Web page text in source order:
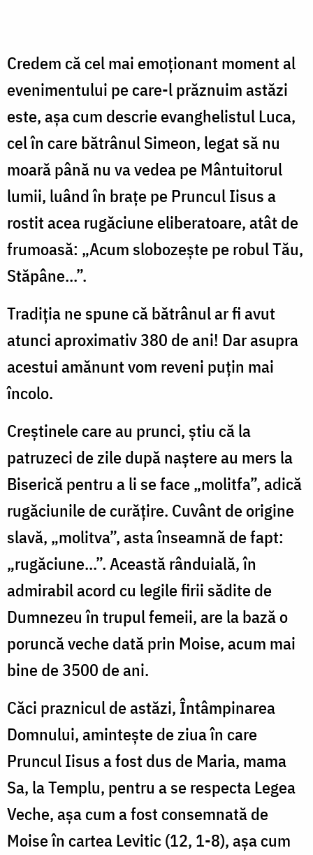
Credem că cel mai emoţionant moment al
evenimentului pe care-l prăznuim astăzi
este, aşa cum descrie evanghelistul Luca,
cel în care bătrânul Simeon, legat să nu
moară până nu va vedea pe Mântuitorul
lumii, luând în braţe pe Pruncul Iisus a
rostit acea rugăciune eliberatoare, atât de
frumoasă: „Acum slobozeşte pe robul Tău,
Stăpâne...”.
Tradiţia ne spune că bătrânul ar fi avut
atunci aproximativ 380 de ani! Dar asupra
acestui amănunt vom reveni puţin mai
încolo.
Creştinele care au prunci, ştiu că la
patruzeci de zile după naştere au mers la
Biserică pentru a li se face „molitfa”, adică
rugăciunile de curăţire. Cuvânt de origine
slavă, „molitva”, asta înseamnă de fapt:
„rugăciune...”. Această rânduială, în
admirabil acord cu legile firii sădite de
Dumnezeu în trupul femeii, are la bază o
poruncă veche dată prin Moise, acum mai
bine de 3500 de ani.
Căci praznicul de astăzi, Întâmpinarea
Domnului, aminteşte de ziua în care
Pruncul Iisus a fost dus de Maria, mama
Sa, la Templu, pentru a se respecta Legea
Veche, aşa cum a fost consemnată de
Moise în cartea Levitic (12, 1-8), aşa cum